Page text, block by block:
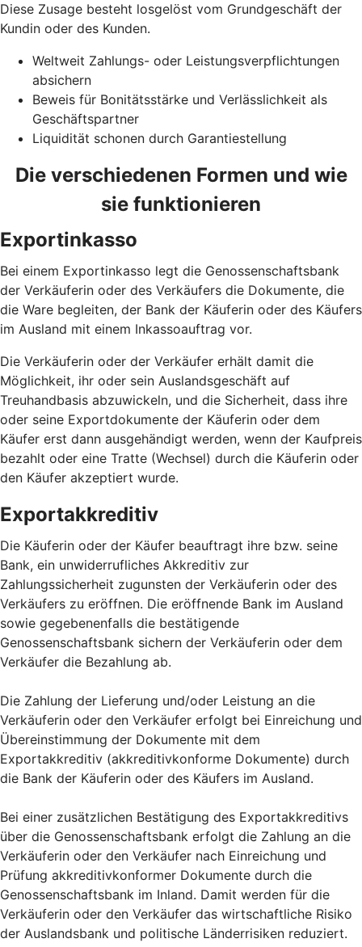
Diese Zusage besteht losgelöst vom Grundgeschäft der
Kundin oder des Kunden.
Weltweit Zahlungs- oder Leistungsverpflichtungen
absichern
Beweis für Bonitätsstärke und Verlässlichkeit als
Geschäftspartner
Liquidität schonen durch Garantiestellung
Die verschiedenen Formen und wie
sie funktionieren
Exportinkasso
Bei einem Exportinkasso legt die Genossenschaftsbank
der Verkäuferin oder des Verkäufers die Dokumente, die
die Ware begleiten, der Bank der Käuferin oder des Käufers
im Ausland mit einem Inkassoauftrag vor.
Die Verkäuferin oder der Verkäufer erhält damit die
Möglichkeit, ihr oder sein Auslandsgeschäft auf
Treuhandbasis abzuwickeln, und die Sicherheit, dass ihre
oder seine Exportdokumente der Käuferin oder dem
Käufer erst dann ausgehändigt werden, wenn der Kaufpreis
bezahlt oder eine Tratte (Wechsel) durch die Käuferin oder
den Käufer akzeptiert wurde.
Exportakkreditiv
Die Käuferin oder der Käufer beauftragt ihre bzw. seine
Bank, ein unwiderrufliches Akkreditiv zur
Zahlungssicherheit zugunsten der Verkäuferin oder des
Verkäufers zu eröffnen. Die eröffnende Bank im Ausland
sowie gegebenenfalls die bestätigende
Genossenschaftsbank sichern der Verkäuferin oder dem
Verkäufer die Bezahlung ab.
Die Zahlung der Lieferung und/oder Leistung an die
Verkäuferin oder den Verkäufer erfolgt bei Einreichung und
Übereinstimmung der Dokumente mit dem
Exportakkreditiv (akkreditivkonforme Dokumente) durch
die Bank der Käuferin oder des Käufers im Ausland.
Bei einer zusätzlichen Bestätigung des Exportakkreditivs
über die Genossenschaftsbank erfolgt die Zahlung an die
Verkäuferin oder den Verkäufer nach Einreichung und
Prüfung akkreditivkonformer Dokumente durch die
Genossenschaftsbank im Inland. Damit werden für die
Verkäuferin oder den Verkäufer das wirtschaftliche Risiko
der Auslandsbank und politische Länderrisiken reduziert.